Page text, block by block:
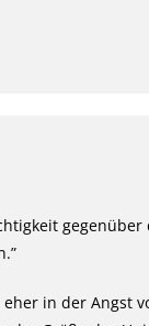
gegenüber
in der Angst